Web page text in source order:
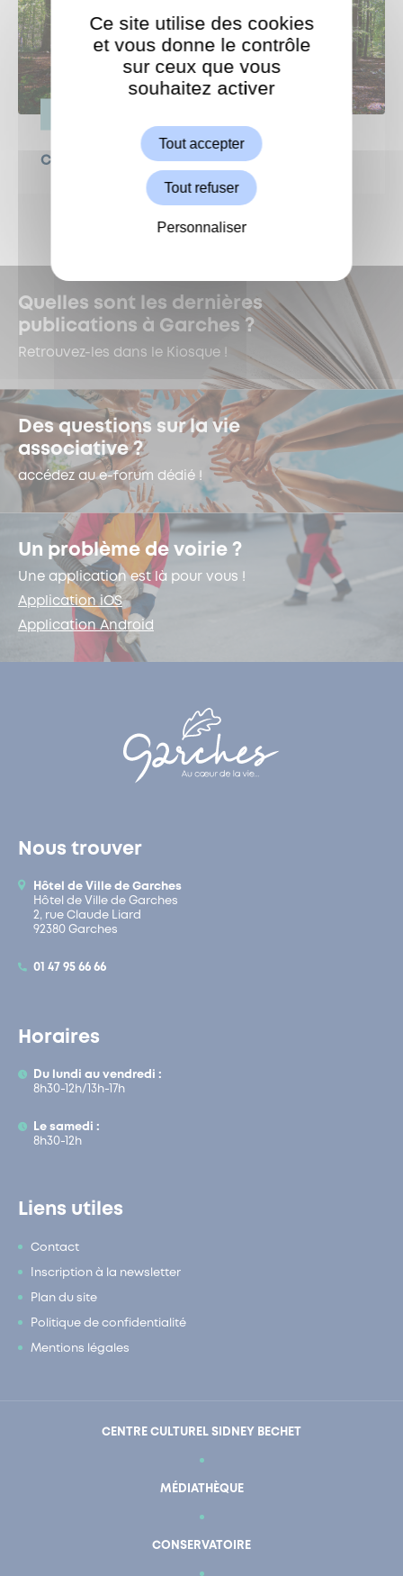
Canicule : protégeons nos forêts !
Quelles sont les dernières
publications à Garches ?
Retrouvez-les dans le Kiosque !
Des questions sur la vie
associative ?
accédez au e-forum dédié !
Un problème de voirie ?
Une application est là pour vous !
Application iOS
Application Android
Nous trouver
Hôtel de Ville de Garches
Hôtel de Ville de Garches
2, rue Claude Liard
92380 Garches
01 47 95 66 66
Horaires
Du lundi au vendredi :
8h30-12h/13h-17h
Le samedi :
8h30-12h
Liens utiles
Contact
Inscription à la newsletter
Plan du site
Politique de confidentialité
Mentions légales
CENTRE CULTUREL SIDNEY BECHET
MÉDIATHÈQUE
CONSERVATOIRE
ShareThis est désactivé.
Ce site utilise des cookies
et vous donne le contrôle
sur ceux que vous
souhaitez activer
Tout accepter
Tout refuser
Personnaliser